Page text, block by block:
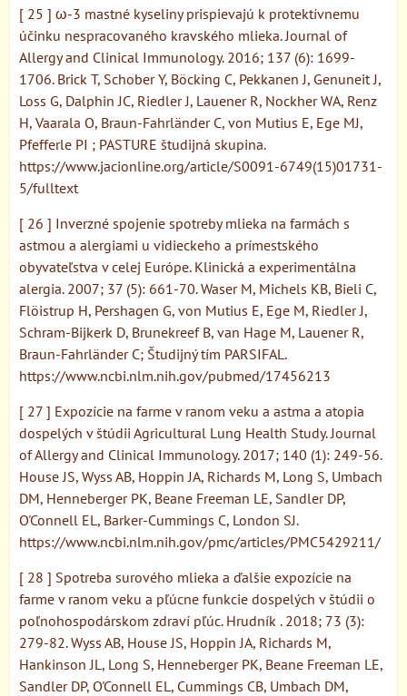
[ 25 ] ω-3 mastné kyseliny prispievajú k protektívnemu
účinku nespracovaného kravského mlieka. Journal of
Allergy and Clinical Immunology. 2016; 137 (6): 1699-
1706. Brick T, Schober Y, Böcking C, Pekkanen J, Genuneit J,
Loss G, Dalphin JC, Riedler J, Lauener R, Nockher WA, Renz
H, Vaarala O, Braun-Fahrländer C, von Mutius E, Ege MJ,
Pfefferle PI ; PASTURE študijná skupina.
https://www.jacionline.org/article/S0091-6749(15)01731-
5/fulltext
[ 26 ] Inverzné spojenie spotreby mlieka na farmách s
astmou a alergiami u vidieckeho a prímestského
obyvateľstva v celej Európe. Klinická a experimentálna
alergia. 2007; 37 (5): 661-70. Waser M, Michels KB, Bieli C,
Flöistrup H, Pershagen G, von Mutius E, Ege M, Riedler J,
Schram-Bijkerk D, Brunekreef B, van Hage M, Lauener R,
Braun-Fahrländer C; Študijný tím PARSIFAL.
https://www.ncbi.nlm.nih.gov/pubmed/17456213
[ 27 ] Expozície na farme v ranom veku a astma a atopia
dospelých v štúdii Agricultural Lung Health Study. Journal
of Allergy and Clinical Immunology. 2017; 140 (1): 249-56.
House JS, Wyss AB, Hoppin JA, Richards M, Long S, Umbach
DM, Henneberger PK, Beane Freeman LE, Sandler DP,
O'Connell EL, Barker-Cummings C, London SJ.
https://www.ncbi.nlm.nih.gov/pmc/articles/PMC5429211/
[ 28 ] Spotreba surového mlieka a ďalšie expozície na
farme v ranom veku a pľúcne funkcie dospelých v štúdii o
poľnohospodárskom zdraví pľúc. Hrudník . 2018; 73 (3):
279-82. Wyss AB, House JS, Hoppin JA, Richards M,
Hankinson JL, Long S, Henneberger PK, Beane Freeman LE,
Sandler DP, O'Connell EL, Cummings CB, Umbach DM,